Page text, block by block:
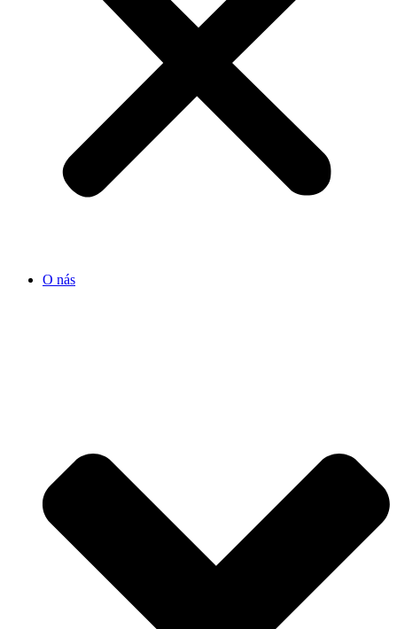
O nás